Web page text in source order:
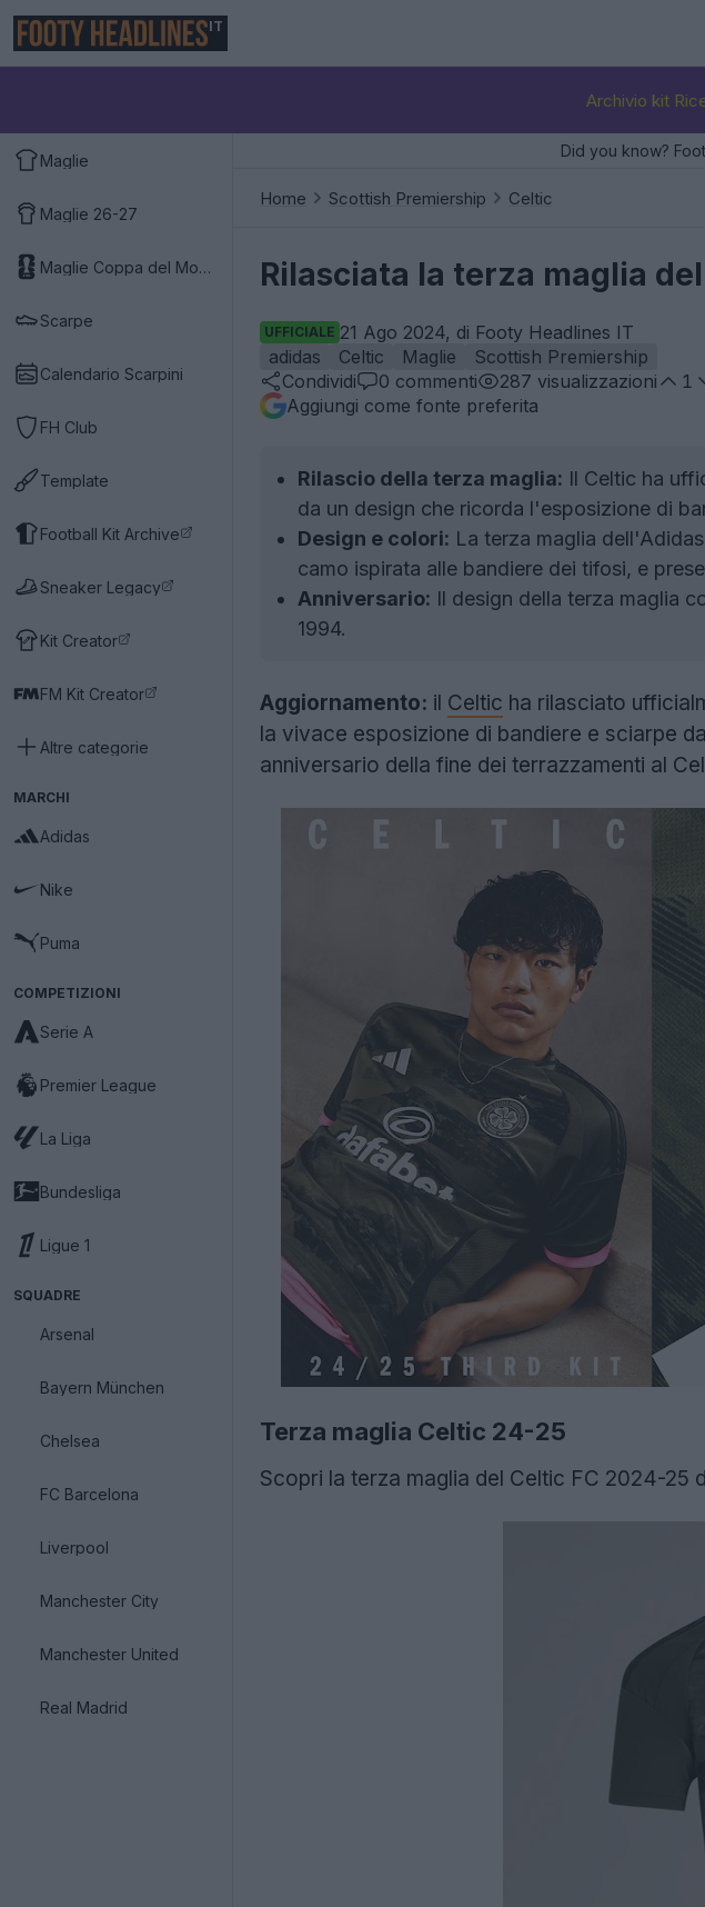
IT
Archivio kit
Maglie
Maglie 26-27
Maglie Coppa del Mondo 2026
Scarpe
Calendario Scarpini
FH Club
Template
Football Kit Archive
Sneaker Legacy
Kit Creator
FM Kit Creator
Altre categorie
MARCHI
Adidas
Nike
Puma
COMPETIZIONI
Serie A
Premier League
La Liga
Bundesliga
Ligue 1
SQUADRE
Arsenal
Bayern München
Chelsea
FC Barcelona
Liverpool
Manchester City
Manchester United
Real Madrid
Did you know?
Home Scottish Premiership Celtic
Rilasciata la terza maglia
UFFICIALE 21 Ago 2024, di Footy Headlines IT
adidas
Celtic Maglie
Scottish Premiership
Condividi
0 commenti 287 visualizzazioni 1
Aggiungi come fonte preferita
Rilascio della terza maglia: Il Celtic ha
da un design che ricorda l'esposizione di
Design e colori: La terza maglia
camo ispirata alle bandiere dei tifosi, e
Anniversario: Il design della terza maglia
1994.
Aggiornamento: il Celtic ha rilasciato
la vivace esposizione di bandiere e sciarpe
anniversario della fine dei terrazzamenti al
Terza maglia Celtic 24-25
Scopri la terza maglia del Celtic FC 2024-25